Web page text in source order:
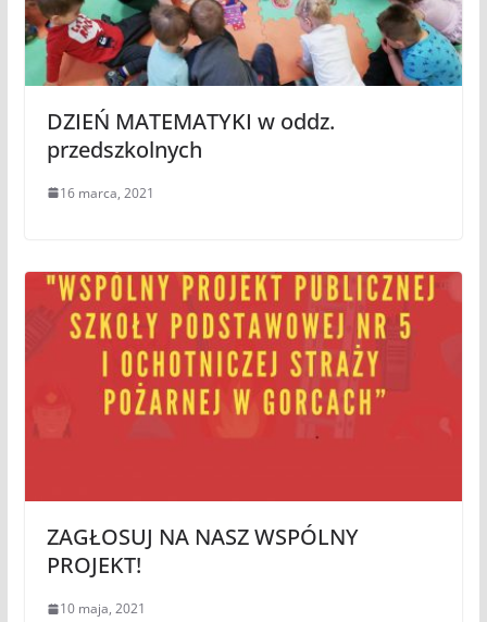
DZIEŃ MATEMATYKI w oddz.
przedszkolnych
16 marca, 2021
ZAGŁOSUJ NA NASZ WSPÓLNY
PROJEKT!
10 maja, 2021